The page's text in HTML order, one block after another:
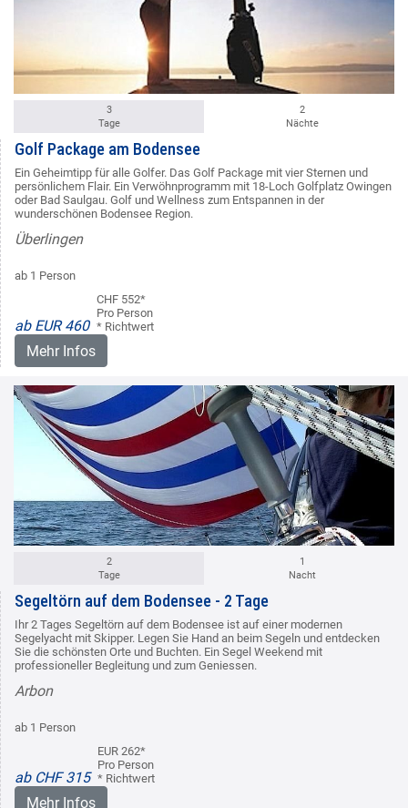
3
Tage
2
Nächte
Golf Package am Bodensee
Ein Geheimtipp für alle Golfer. Das Golf Package mit vier Sternen und
persönlichem Flair. Ein Verwöhnprogramm mit 18-Loch Golfplatz Owingen
oder Bad Saulgau. Golf und Wellness zum Entspannen in der
wunderschönen Bodensee Region.
Überlingen
ab 1 Person
ab EUR 460
CHF 552*
Pro Person
* Richtwert
Mehr Infos
2
Tage
1
Nacht
Segeltörn auf dem Bodensee - 2 Tage
Ihr 2 Tages Segeltörn auf dem Bodensee ist auf einer modernen
Segelyacht mit Skipper. Legen Sie Hand an beim Segeln und entdecken
Sie die schönsten Orte und Buchten. Ein Segel Weekend mit
professioneller Begleitung und zum Geniessen.
Arbon
ab 1 Person
ab CHF 315
EUR 262*
Pro Person
* Richtwert
Mehr Infos